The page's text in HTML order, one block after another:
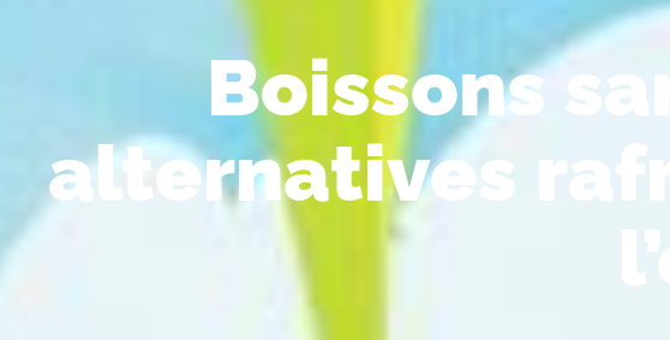
Boissons
alternatives